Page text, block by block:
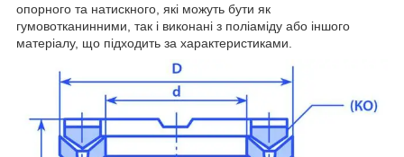
опорного та натискного, які можуть бути як
гумовотканинними, так і виконані з поліаміду або іншого
матеріалу, що підходить за характеристиками.